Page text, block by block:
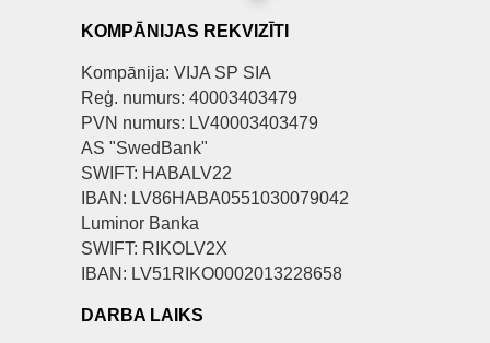
KOMPĀNIJAS REKVIZĪTI
Kompānija: VIJA SP SIA
Reģ. numurs: 40003403479
PVN numurs: LV40003403479
AS "SwedBank"
SWIFT: HABALV22
IBAN: LV86HABA0551030079042
Luminor Banka
SWIFT: RIKOLV2X
IBAN: LV51RIKO0002013228658
DARBA LAIKS